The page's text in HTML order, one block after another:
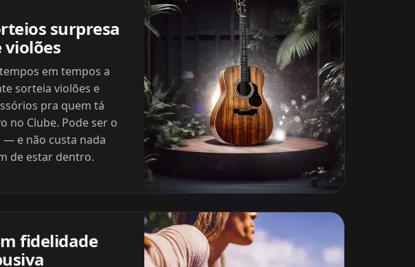
surpresa
violões
em tempos a
sorteia violões e
pra quem tá
no Clube. Pode ser o
— e não custa nada
de estar dentro.
fidelidade